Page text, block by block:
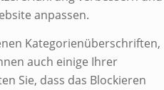
anpassen.
Kategorienüberschriften,
auch einige Ihrer
Sie, dass das Blockieren